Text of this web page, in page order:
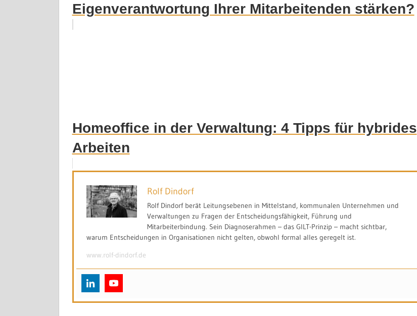
Eigenverantwortung Ihrer Mitarbeitenden stärken?
Homeoffice in der Verwaltung: 4 Tipps für hybrides
Arbeiten
Rolf Dindorf
Rolf Dindorf berät Leitungsebenen in Mittelstand, kommunalen Unternehmen und
Verwaltungen zu Fragen der Entscheidungsfähigkeit, Führung und
Mitarbeiterbindung. Sein Diagnoserahmen – das GILT-Prinzip – macht sichtbar,
warum Entscheidungen in Organisationen nicht gelten, obwohl formal alles geregelt ist.
www.rolf-dindorf.de